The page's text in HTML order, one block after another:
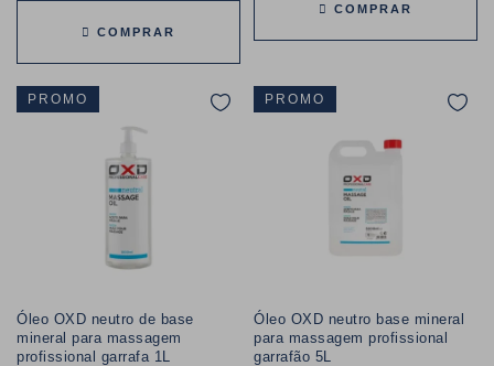
COMPRAR
COMPRAR
PROMO
Óleo OXD neutro de base
mineral para massagem
profissional garrafa 1L
PROMO
Óleo OXD neutro base mineral
para massagem profissional
garrafão 5L